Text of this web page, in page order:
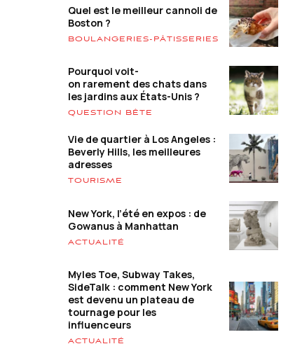
Quel est le meilleur cannoli de
Boston ?
BOULANGERIES-PÂTISSERIES
Pourquoi voit-
on rarement des chats dans
les jardins aux États-Unis ?
QUESTION BÊTE
Vie de quartier à Los Angeles :
Beverly Hills, les meilleures
adresses
TOURISME
New York, l’été en expos : de
Gowanus à Manhattan
ACTUALITÉ
Myles Toe, Subway Takes,
SideTalk : comment New York
est devenu un plateau de
tournage pour les
influenceurs
ACTUALITÉ